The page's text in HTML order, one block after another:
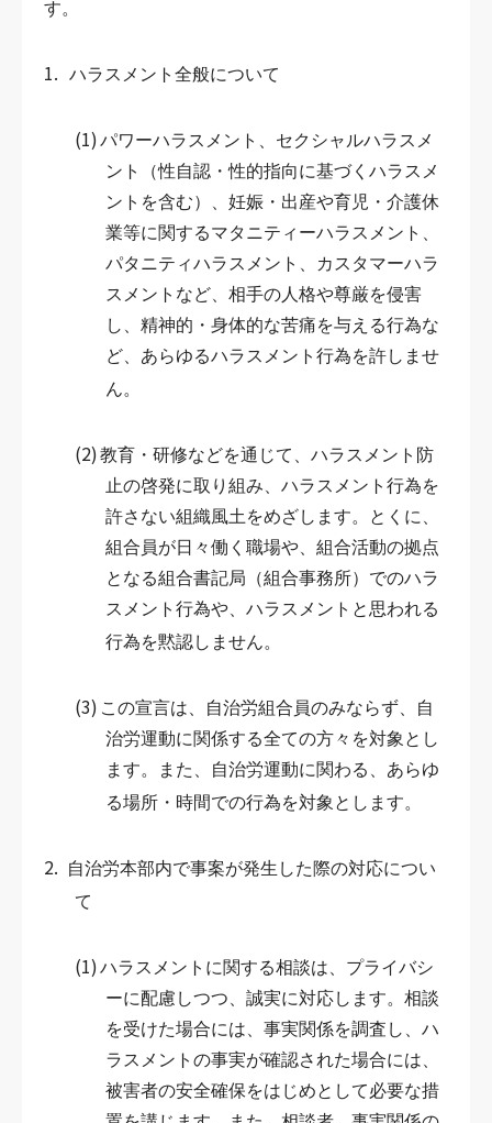
す。
1. ハラスメント全般について
(1)パワーハラスメント、セクシャルハラスメ
ント（性自認・性的指向に基づくハラスメ
ントを含む）、妊娠・出産や育児・介護休
業等に関するマタニティーハラスメント、
パタニティハラスメント、カスタマーハラ
スメントなど、相手の人格や尊厳を侵害
し、精神的・身体的な苦痛を与える行為な
ど、あらゆるハラスメント行為を許しませ
ん。
(2)教育・研修などを通じて、ハラスメント防
止の啓発に取り組み、ハラスメント行為を
許さない組織風土をめざします。とくに、
組合員が日々働く職場や、組合活動の拠点
となる組合書記局（組合事務所）でのハラ
スメント行為や、ハラスメントと思われる
行為を黙認しません。
(3) この宣言は、自治労組合員のみならず、自
治労運動に関係する全ての方々を対象とし
ます。また、自治労運動に関わる、あらゆ
る場所・時間での行為を対象とします。
2.
自治労本部内で事案が発生した際の対応につい
て
(1)ハラスメントに関する相談は、プライバシ
ーに配慮しつつ、誠実に対応します。相談
を受けた場合には、事実関係を調査し、ハ
ラスメントの事実が確認された場合には、
被害者の安全確保をはじめとして必要な措